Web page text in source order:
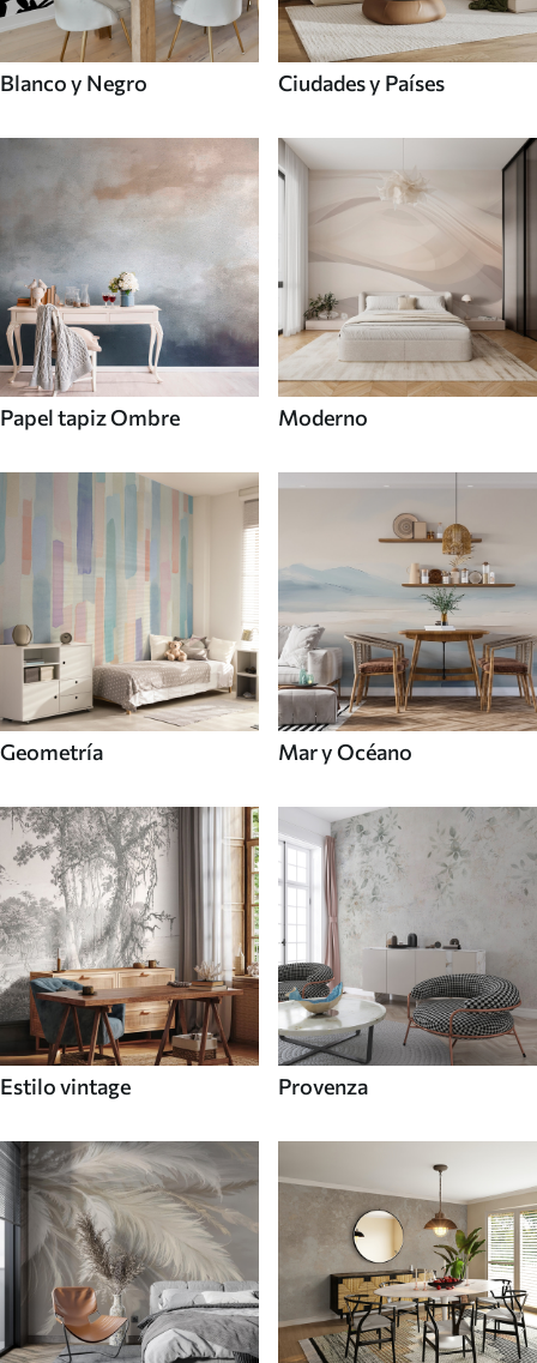
Blanco y Negro Ciudades y Países
Papel tapiz Ombre Moderno
Geometría Mar y Océano
Estilo vintage Provenza